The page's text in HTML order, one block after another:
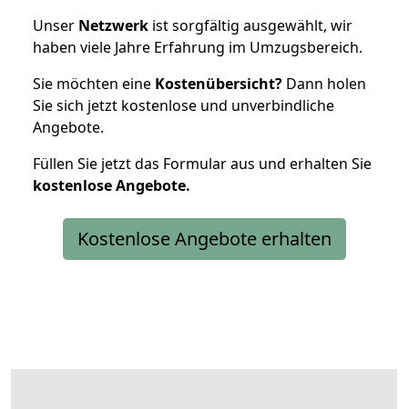
Unser Netzwerk ist sorgfältig ausgewählt, wir
haben viele Jahre Erfahrung im Umzugsbereich.
Sie möchten eine Kostenübersicht? Dann holen
Sie sich jetzt kostenlose und unverbindliche
Angebote.
Füllen Sie jetzt das Formular aus und erhalten Sie
kostenloseAngebote.
Kostenlose Angebote erhalten